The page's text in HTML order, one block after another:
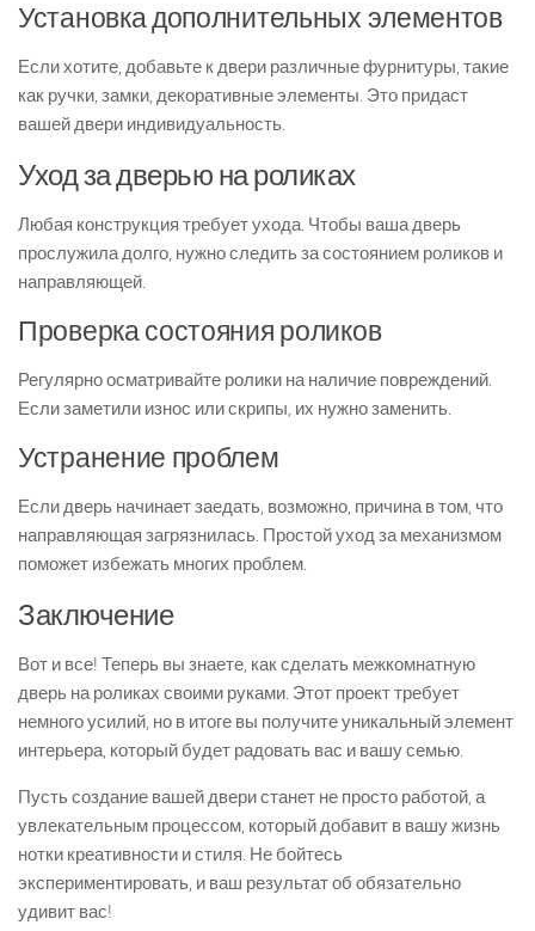
Установка дополнительных элементов
Если хотите, добавьте к двери различные фурнитуры, такие
как ручки, замки, декоративные элементы. Это придаст
вашей двери индивидуальность.
Уход за дверью на роликах
Любая конструкция требует ухода. Чтобы ваша дверь
прослужила долго, нужно следить за состоянием роликов и
направляющей.
Проверка состояния роликов
Регулярно осматривайте ролики на наличие повреждений.
Если заметили износ или скрипы, их нужно заменить.
Устранение проблем
Если дверь начинает заедать, возможно, причина в том, что
направляющая загрязнилась. Простой уход за механизмом
поможет избежать многих проблем.
Заключение
Вот и все! Теперь вы знаете, как сделать межкомнатную
дверь на роликах своими руками. Этот проект требует
немного усилий, но в итоге вы получите уникальный элемент
интерьера, который будет радовать вас и вашу семью.
Пусть создание вашей двери станет не просто работой, а
увлекательным процессом, который добавит в вашу жизнь
нотки креативности и стиля. Не бойтесь
экспериментировать, и ваш результат об обязательно
удивит вас!